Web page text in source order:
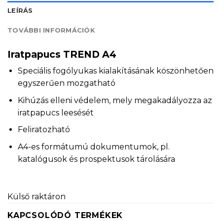
LEÍRÁS
TOVÁBBI INFORMÁCIÓK
Iratpapucs TREND A4
Speciális fogólyukas kialakításának köszönhetően
egyszerűen mozgatható
Kihúzás elleni védelem, mely megakadályozza az
iratpapucs leesését
Feliratozható
A4-es formátumú dokumentumok, pl.
katalógusok és prospektusok tárolására
Külső raktáron
KAPCSOLÓDÓ TERMÉKEK